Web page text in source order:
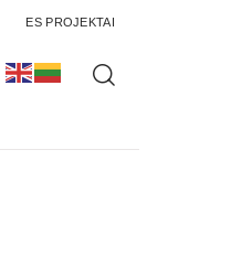
ES PROJEKTAI